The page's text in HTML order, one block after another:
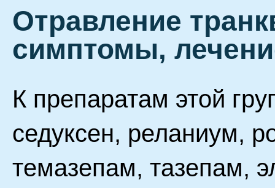
Отравление
симптомы,
К препаратам этой
седуксен, реланиум,
темазепам, тазепам,